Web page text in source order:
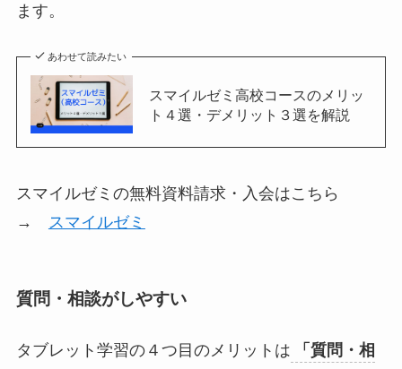
ます。
あわせて読みたい
スマイルゼミ高校コースのメリッ
ト４選・デメリット３選を解説
スマイルゼミの無料資料請求・入会はこちら
→ スマイルゼミ
質問・相談がしやすい
タブレット学習の４つ目のメリットは
「質問・相